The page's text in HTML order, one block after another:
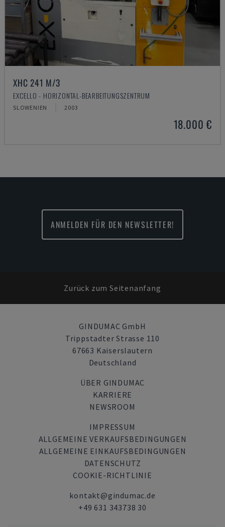
XHC 241 M/3
EXCELLO - HORIZONTAL-BEARBEITUNGSZENTRUM
SLOWENIEN 2003
18.000 €
ANMELDEN FÜR DEN NEWSLETTER!
Zurück zum Seitenanfang
GINDUMAC GmbH
Trippstadter Strasse 110
67663 Kaiserslautern
Deutschland
ÜBER GINDUMAC
KARRIERE
NEWSROOM
IMPRESSUM
ALLGEMEINE VERKAUFSBEDINGUNGEN
ALLGEMEINE EINKAUFSBEDINGUNGEN
DATENSCHUTZ
COOKIE-RICHTLINIE
kontakt@gindumac.de
+49 631 343738 30